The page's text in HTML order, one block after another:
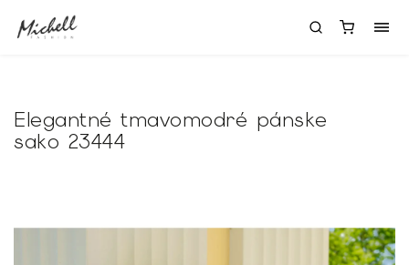
Elegantné tmavomodré pánske
sako 23444